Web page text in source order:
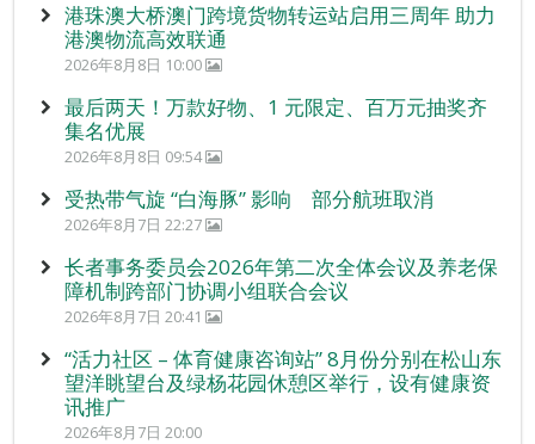
港珠澳大桥澳门跨境货物转运站启用三周年 助力
港澳物流高效联通
2026年8月8日 10:00
最后两天！万款好物、1 元限定、百万元抽奖齐
集名优展
2026年8月8日 09:54
受热带气旋 “白海豚” 影响 部分航班取消
2026年8月7日 22:27
长者事务委员会2026年第二次全体会议及养老保
障机制跨部门协调小组联合会议
2026年8月7日 20:41
“活力社区 – 体育健康咨询站” 8月份分别在松山东
望洋眺望台及绿杨花园休憩区举行，设有健康资
讯推广
2026年8月7日 20:00